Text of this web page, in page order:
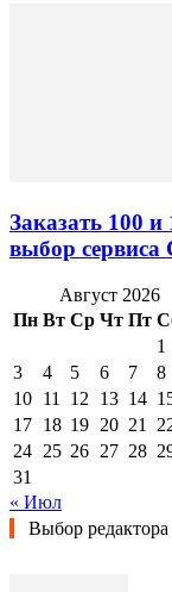
Заказать 100
выбор
Август 2026
Пн Вт Ср Чт Пт
1
3
4 5 6 7 8
10 11 12 13 14
17 18 19 20 21
24 25 26 27 28
31
« Июл
Выбор редактора